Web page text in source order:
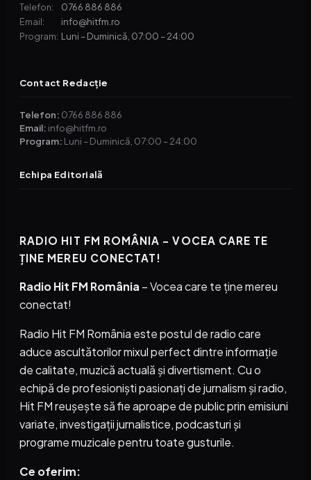
Telefon: 0766 886 886
Email: info@hitfm.ro
Program: Luni – Duminică, 07:00 – 24:00
Contact Redacție
Telefon: 0766 886 886
Email: info@hitfm.ro
Program: Luni – Duminică, 07:00 – 24:00
Echipa Editorială
RADIO HIT FM ROMÂNIA – VOCEA CARE TE
ȚINE MEREU CONECTAT!
Radio Hit FM România – Vocea care te ține mereu
conectat!
Radio Hit FM România este postul de radio care
aduce ascultătorilor mixul perfect dintre informație
de calitate, muzică actuală și divertisment. Cu o
echipă de profesioniști pasionați de jurnalism și radio,
Hit FM reușește să fie aproape de public prin emisiuni
variate, investigații jurnalistice, podcasturi și
programe muzicale pentru toate gusturile.
Ce oferim: